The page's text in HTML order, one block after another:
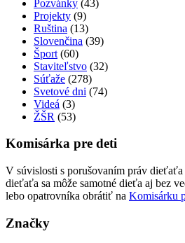
Pozvánky (43)
Projekty (9)
Ruština (13)
Slovenčina (39)
Šport (60)
Staviteľstvo (32)
Súťaže (278)
Svetové dni (74)
Videá (3)
ŽŠR (53)
Komisárka pre deti
V súvislosti s porušovaním práv
dieťaťa sa môže samotné dieťa aj bez
lebo opatrovníka obrátiť na Komisárku
Značky